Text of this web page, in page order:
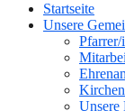
oben
Startseite
Unsere
Unsere